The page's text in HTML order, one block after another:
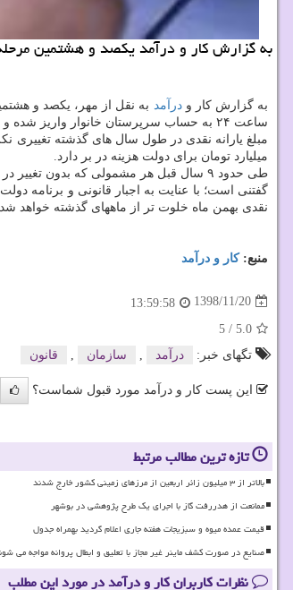
به گزارش كار و درآمد یكصد و هشتمین مرحله از یارانه نقدی
به گزارش كار ودرآمد به نقل از مهر، یكصد و
ساعت ۲۴ به حساب سرپرستان خانوار واریز شده و قابل برداشت خواهد بود.
میلیارد تومان برای دولت هزینه در بر دارد.
طی حدود ۹ سال قبل هر مشمولی كه بدون تغییر در صف دریافت یارانه نقدی بوده است تابحال رقمی بالغ بر ۴ میلیون و ۹۱۴ هزار تومان یارانه دریافت كرده است.
گفتنی است؛ با عنایت به اجبار قانونی و برنامه
نقدی بهمن ماه خلوت تر از ماههای گذشته خواهد شد؛ اما هنوز اظهارنظری رسمی از
منبع:كار و درآمد
1398/11/20
13:59:58
5.0
/
5
تگهای خبر:
درآمد سازمان قانون
این پست کار و درآمد مورد قبول شماست؟
تازه ترین مطالب مرتبط
بالاتر از ۳ میلیون زائر اربعین از مرزهای زمینی کشور خارج شدند
ممانعت از هدررفت گاز با اجرای یک طرح پژوهشی در بوشهر
قیمت عمده میوه و سبزیجات هفته جاری اعلام گردید بهمراه جدول
صنایع در صورت کشف ماینر غیر مجاز با تعلیق و ابطال پروانه مواجه می
نظرات کاربران کار و درآمد در مورد این مطلب